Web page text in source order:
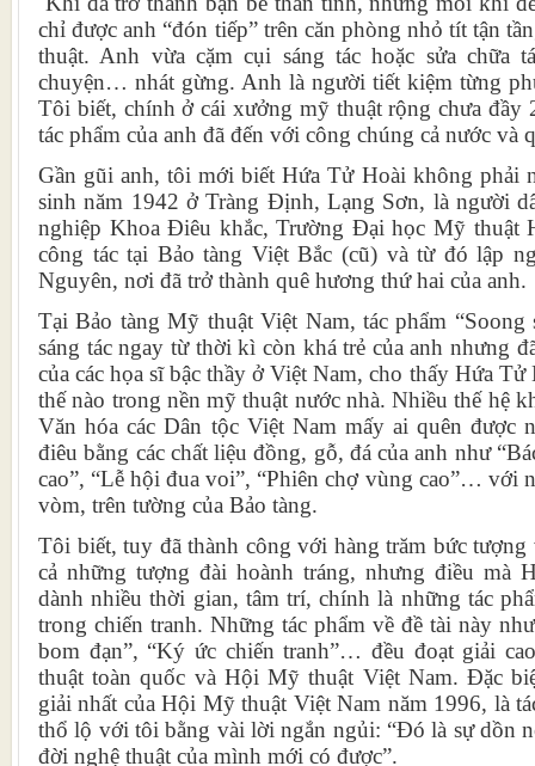
chỉ được anh “đón tiếp” trên căn phòng nhỏ tít tận
thuật. Anh vừa cặm cụi sáng tác hoặc sửa chữa
chuyện… nhát gừng. Anh là người tiết kiệm từng
Tôi biết, chính ở cái xưởng mỹ thuật rộng chưa đầy
tác phẩm của anh đã đến với công chúng cả nước và
Gần gũi anh, tôi mới biết Hứa Tử Hoài không phải
sinh năm 1942 ở Tràng Định, Lạng Sơn, là người
nghiệp Khoa Điêu khắc, Trường Đại học Mỹ thuật
công tác tại Bảo tàng Việt Bắc (cũ) và từ đó lập
Nguyên, nơi đã trở thành quê hương thứ hai của anh.
Tại Bảo tàng Mỹ thuật Việt Nam, tác phẩm “Soong
sáng tác ngay từ thời kì còn khá trẻ của anh nhưng
của các họa sĩ bậc thầy ở Việt Nam, cho thấy Hứa
thế nào trong nền mỹ thuật nước nhà. Nhiều thế hệ
Văn hóa các Dân tộc Việt Nam mấy ai quên được
điêu bằng các chất liệu đồng, gỗ, đá của anh như
cao”, “Lễ hội đua voi”, “Phiên chợ vùng cao”… với
vòm, trên tường của Bảo tàng.
Tôi biết, tuy đã thành công với hàng trăm bức
cả những tượng đài hoành tráng, nhưng điều mà
dành nhiều thời gian, tâm trí, chính là những tác
trong chiến tranh. Những tác phẩm về đề tài này
bom đạn”, “Ký ức chiến tranh”… đều đoạt giải
thuật toàn quốc và Hội Mỹ thuật Việt Nam. Đặc
giải nhất của Hội Mỹ thuật Việt Nam năm 1996, là
thổ lộ với tôi bằng vài lời ngắn ngủi: “Đó là sự dồn
đời nghệ thuật của mình mới có được”.